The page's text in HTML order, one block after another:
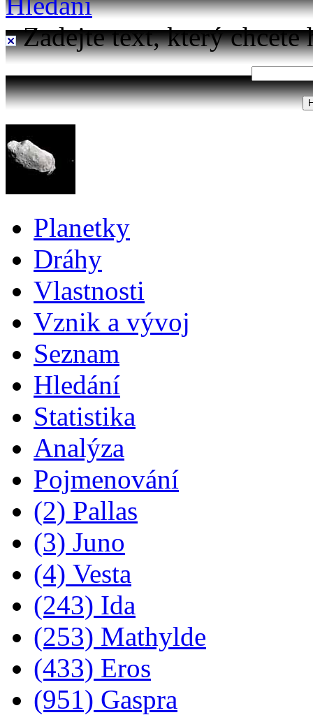
Zadejte text, který chcete
Planetky
Dráhy
Vlastnosti
Vznik a vývoj
Seznam
Hledání
Statistika
Analýza
Pojmenování
(2) Pallas
(3) Juno
(4) Vesta
(243) Ida
(253) Mathylde
(433) Eros
(951) Gaspra